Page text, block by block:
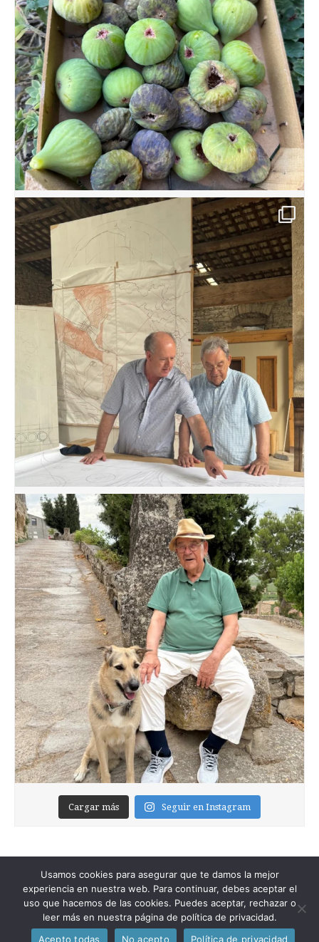
Cargar más Seguir en Instagram
Copyright © 2026 Foixblog
. All Rights Reserved.
The Magazine Premium Theme bybavotasan.com.
Usamos cookies para asegurar que te damos la mejor
experiencia en nuestra web. Para continuar, debes aceptar el
uso que hacemos de las cookies. Puedes aceptar, rechazar o
leer más en nuestra página de política de privacidad.
Acepto todas
No acepto Política de privacidad